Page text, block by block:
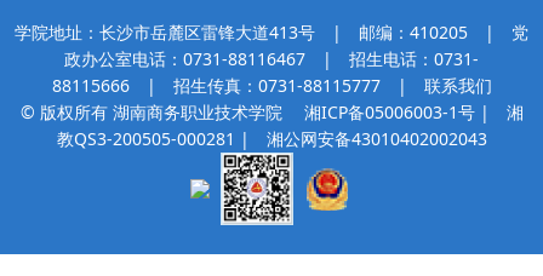
学院地址：长沙市岳麓区雷锋大道413号 | 邮编：410205 | 党
政办公室电话：0731-88116467 | 招生电话：0731-
88115666 | 招生传真：0731-88115777 | 联系我们
© 版权所有 湖南商务职业技术学院
湘ICP备05006003-1号 | 湘
教QS3-200505-000281 | 湘公网安备43010402002043